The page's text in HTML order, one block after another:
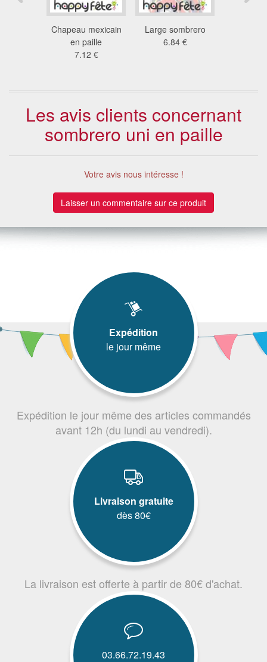
Chapeau mexicain
en paille
7.12 €
Large sombrero
6.84 €
Les avis clients concernant
sombrero uni en paille
Votre avis nous intéresse !
Laisser un commentaire sur ce produit
Expédition
le jour même
Expédition le jour même des articles commandés
avant 12h (du lundi au vendredi).
Livraison gratuite
dès 80€
La livraison est offerte à partir de 80€ d'achat.
03.66.72.19.43